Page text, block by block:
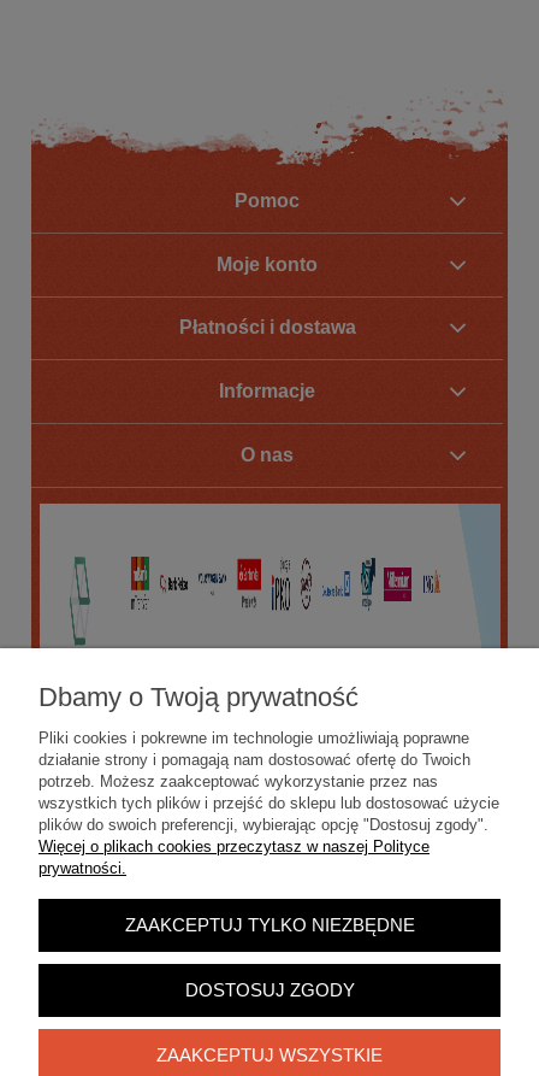
Pomoc
Moje konto
Płatności i dostawa
Informacje
O nas
POKAŻ PEŁNĄ WERSJĘ STRONY
Sklep internetowy Shoper.pl
Dbamy o Twoją prywatność
Pliki cookies i pokrewne im technologie umożliwiają poprawne
działanie strony i pomagają nam dostosować ofertę do Twoich
potrzeb. Możesz zaakceptować wykorzystanie przez nas
wszystkich tych plików i przejść do sklepu lub dostosować użycie
plików do swoich preferencji, wybierając opcję "Dostosuj zgody".
Więcej o plikach cookies przeczytasz w naszej Polityce
prywatności.
ZAAKCEPTUJ TYLKO NIEZBĘDNE
DOSTOSUJ ZGODY
ZAAKCEPTUJ WSZYSTKIE